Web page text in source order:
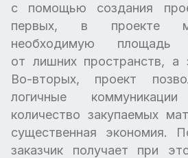
с помощью создания
первых, в проекте
необходимую
от лишних пространств, а
Во-вторых, проект
логичные
количество закупаемых
существенная экономия.
заказчик получает при